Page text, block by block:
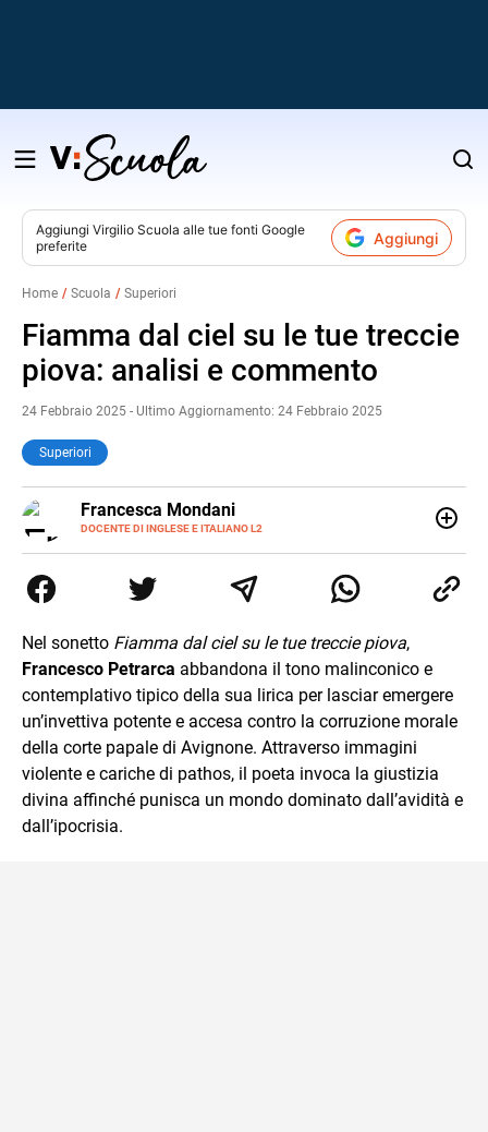
Salta
contenuto
Aggiungi Virgilio Scuola alle tue fonti Google
preferite
Aggiungi
Home Scuola Superiori
Fiamma dal ciel su le tue treccie
piova: analisi e commento
24 Febbraio 2025 - Ultimo Aggiornamento: 24 Febbraio 2025
Superiori
Francesca Mondani
DOCENTE DI INGLESE E ITALIANO L2
LINKEDIN
INSTAGRAM
secondaria di secondo grado. Mi occupo inoltre di
traduzioni, SEO Onsite e contenuti per il web. Amo i saggi
della sintesi.
Nel sonetto Fiamma dal ciel su le tue treccie piova,
Francesco Petrarca abbandona il tono malinconico e
contemplativo tipico della sua lirica per lasciar emergere
un’invettiva potente e accesa contro la corruzione morale
della corte papale di Avignone. Attraverso immagini
violente e cariche di pathos, il poeta invoca la giustizia
divina affinché punisca un mondo dominato dall’avidità e
dall’ipocrisia.